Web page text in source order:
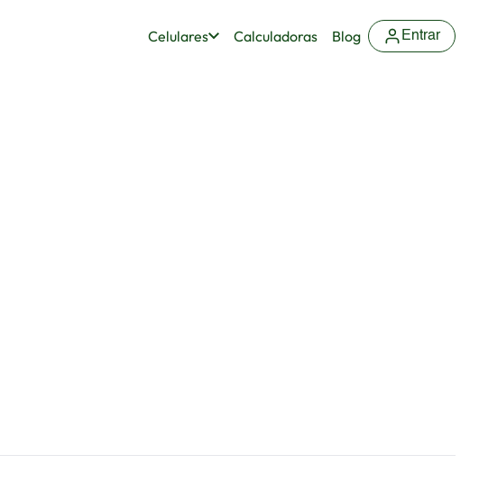
Celulares Calculadoras Blog Entrar